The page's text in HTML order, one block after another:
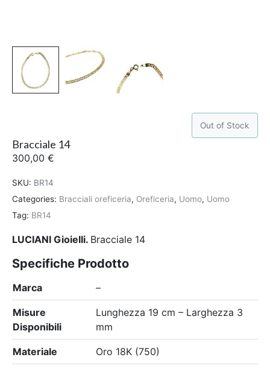
Out of Stock
Bracciale 14
300,00 €
SKU: BR14
Categories: Bracciali oreficeria, Oreficeria, Uomo, Uomo
Tag: BR14
LUCIANI Gioielli. Bracciale 14
Specifiche Prodotto
Marca –
Misure
Disponibili
Lunghezza 19 cm – Larghezza 3
mm
Materiale Oro 18K (750)